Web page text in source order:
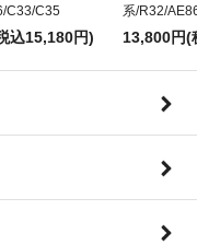
C33/C35
込15,180円)
系/R32/
13,800円(